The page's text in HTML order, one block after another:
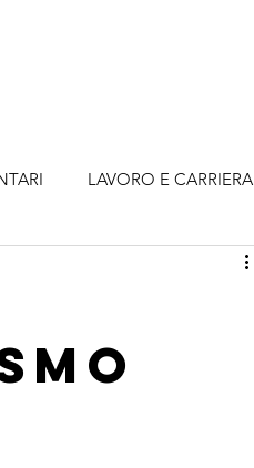
LAVORO E CARRIERA